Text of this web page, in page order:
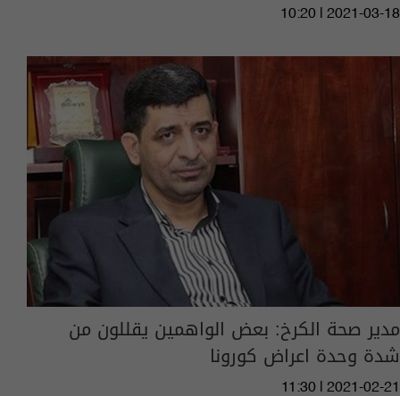
10:20 | 2021-03-18
مدير صحة الكرخ: بعض الواهمين يقللون من
شدة وحدة اعراض كورونا
11:30 | 2021-02-21